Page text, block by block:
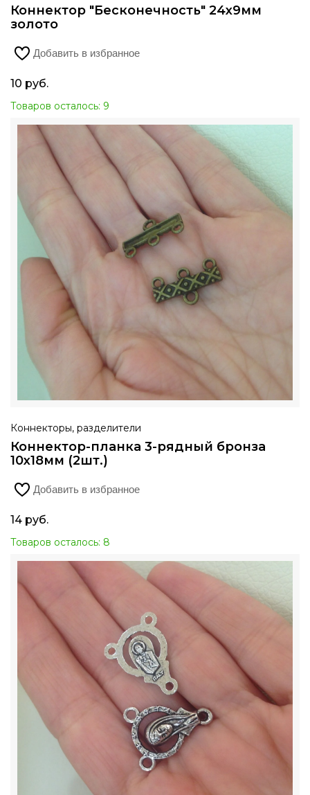
Коннектор "Бесконечность" 24х9мм
золото
Добавить в избранное
10 руб.
Товаров осталось: 9
Коннекторы, разделители
Коннектор-планка 3-рядный бронза
10х18мм (2шт.)
Добавить в избранное
14 руб.
Товаров осталось: 8